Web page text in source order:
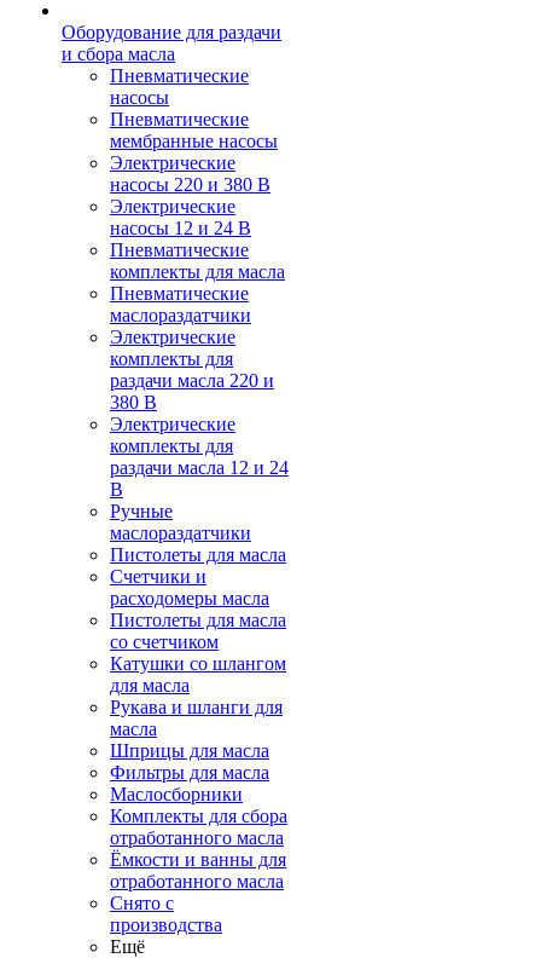
Оборудование для раздачи
и сбора масла
Пневматические
насосы
Пневматические
мембранные насосы
Электрические
насосы 220 и 380 В
Электрические
насосы 12 и 24 В
Пневматические
комплекты для масла
Пневматические
маслораздатчики
Электрические
комплекты для
раздачи масла 220 и
380 В
Электрические
комплекты для
раздачи масла 12 и 24
В
Ручные
маслораздатчики
Пистолеты для масла
Счетчики и
расходомеры масла
Пистолеты для масла
со счетчиком
Катушки со шлангом
для масла
Рукава и шланги для
масла
Шприцы для масла
Фильтры для масла
Маслосборники
Комплекты для сбора
отработанного масла
Ёмкости и ванны для
отработанного масла
Снято с
производства
Ещё